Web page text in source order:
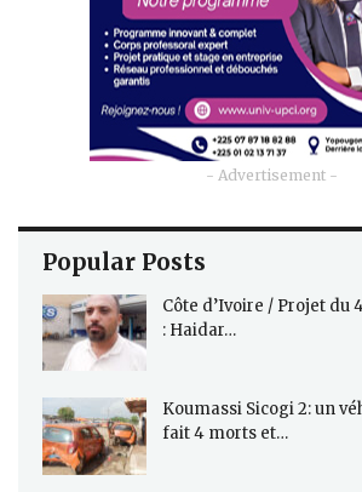
- Advertisement -
Popular Posts
Côte d’Ivoire / Projet du
: Haidar…
Koumassi Sicogi 2: un
fait 4 morts et…